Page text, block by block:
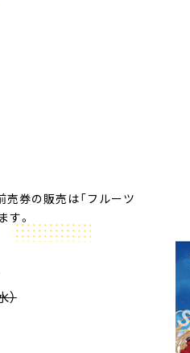
売券の販売は「フルーツ
。
）